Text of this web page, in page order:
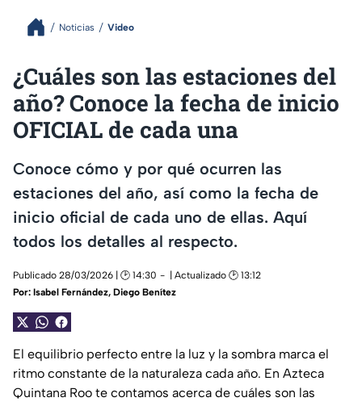
Noticias Video
¿Cuáles son las estaciones del
año? Conoce la fecha de inicio
OFICIAL de cada una
Conoce cómo y por qué ocurren las
estaciones del año, así como la fecha de
inicio oficial de cada uno de ellas. Aquí
todos los detalles al respecto.
Publicado 28/03/2026 | 🕑 14:30
| Actualizado 🕑 13:12
Por: Isabel Fernández, Diego Benítez
El equilibrio perfecto entre la luz y la sombra marca el
ritmo constante de la naturaleza cada año. En Azteca
Quintana Roo te contamos acerca de cuáles son las